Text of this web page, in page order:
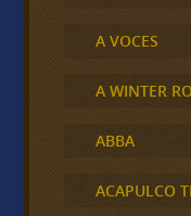
A VOCES
A WINTER
ABBA
ACAPULCO